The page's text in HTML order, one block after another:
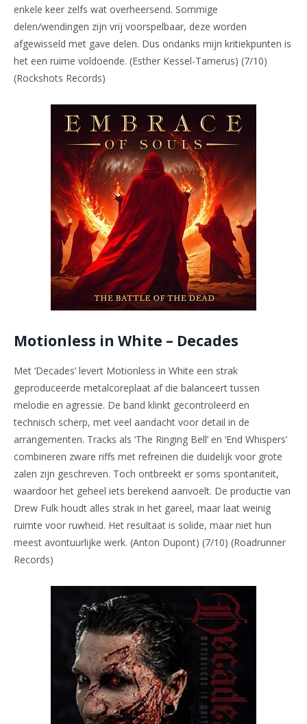
enkele keer zelfs wat overheersend. Sommige
delen/wendingen zijn vrij voorspelbaar, deze worden
afgewisseld met gave delen. Dus ondanks mijn kritiekpunten is
het een ruime voldoende. (Esther Kessel-Tamerus) (7/10)
(Rockshots Records)
Motionless in White – Decades
Met ‘Decades’ levert Motionless in White een strak
geproduceerde metalcoreplaat af die balanceert tussen
melodie en agressie. De band klinkt gecontroleerd en
technisch scherp, met veel aandacht voor detail in de
arrangementen. Tracks als ‘The Ringing Bell’ en ‘End Whispers’
combineren zware riffs met refreinen die duidelijk voor grote
zalen zijn geschreven. Toch ontbreekt er soms spontaniteit,
waardoor het geheel iets berekend aanvoelt. De productie van
Drew Fulk houdt alles strak in het gareel, maar laat weinig
ruimte voor ruwheid. Het resultaat is solide, maar niet hun
meest avontuurlijke werk. (Anton Dupont) (7/10) (Roadrunner
Records)